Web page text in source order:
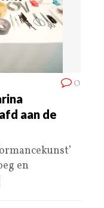
0
aan de
en